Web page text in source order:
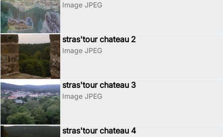
Image JPEG
stras'tour chateau 2
Image JPEG
stras'tour chateau 3
Image JPEG
stras'tour chateau 4